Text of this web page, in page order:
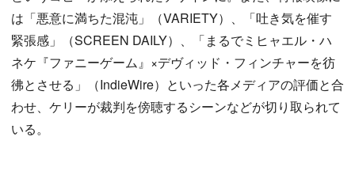
は「悪意に満ちた混沌」（VARIETY）、「吐き気を催す
緊張感」（SCREEN DAILY）、「まるでミヒャエル・ハ
ネケ『ファニーゲーム』×デヴィッド・フィンチャーを彷
彿とさせる」（IndieWire）といった各メディアの評価と合
わせ、ケリーが裁判を傍聴するシーンなどが切り取られて
いる。